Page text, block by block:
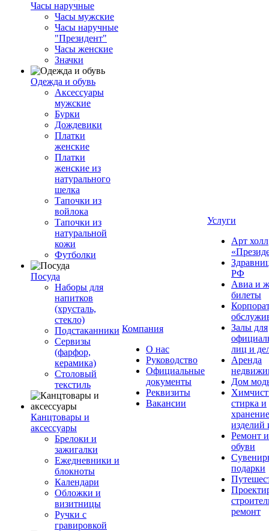
Часы наручные
Часы мужские
Часы наручные
"Президент"
Часы женские
Значки
Одежда и обувь
Аксессуары
мужские
Бурки
Дождевики
Платки
женские
Платки
женские из
натурального
шелка
Тапочки из
войлока
Тапочки из
натуральной
кожи
Футболки
Посуда
Наборы для
напитков
(хрусталь,
стекло)
Подстаканники
Сервизы
(фарфор,
керамика)
Столовый
текстиль
Канцтовары и
аксессуары
Брелоки и
зажигалки
Ежедневники и
блокноты
Календари
Обложки и
визитницы
Ручки с
гравировкой
Компания
О нас
Руководство
Официальные
документы
Реквизиты
Вакансии
Услуги
Арт холл
РФ
Авиа и
билеты
Залы для
лиц и
Аренда
Дом
стирка и
хранение
изделий
Ремонт
обуви
подарки
ремонт